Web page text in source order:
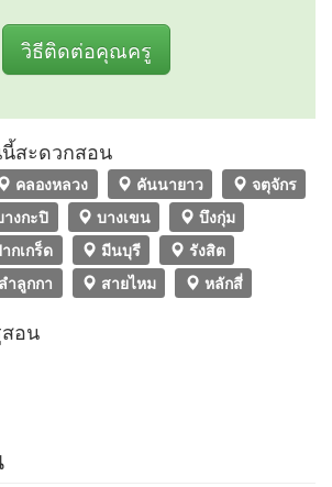
วิธีติดต่อคุณครู
สะดวกสอน
คลองหลวง คันนายาว
จตุจักร
งกะปิ บางเขน
บึงกุ่ม
กเกร็ด มีนบุรี
รังสิต
ลำลูกกา สายไหม หลักสี่
อน